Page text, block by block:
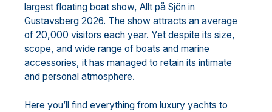
largest floating boat show, Allt på Sjön in
Gustavsberg 2026. The show attracts an average
of 20,000 visitors each year. Yet despite its size,
scope, and wide range of boats and marine
accessories, it has managed to retain its intimate
and personal atmosphere.
Here you’ll find everything from luxury yachts to